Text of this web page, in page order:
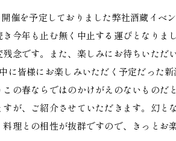
催を予定しておりました弊社酒蔵イ
今年も止む無く中止する運びとなり
念です。また、楽しみにお待ちいただ
に皆様にお楽しみいただく予定だった
の春ならではのかけがえのないもの
が、ご紹介させていただきます。幻
理との相性が抜群ですので、きっとお